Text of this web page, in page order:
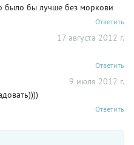
было бы лучше без моркови
Ответить
17 августа 2012 г.
Ответить
9 июля 2012 г.
Ответить